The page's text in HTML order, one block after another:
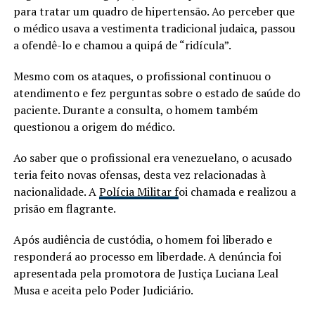
para tratar um quadro de hipertensão. Ao perceber que
o médico usava a vestimenta tradicional judaica, passou
a ofendê-lo e chamou a quipá de “ridícula”.
Mesmo com os ataques, o profissional continuou o
atendimento e fez perguntas sobre o estado de saúde do
paciente. Durante a consulta, o homem também
questionou a origem do médico.
Ao saber que o profissional era venezuelano, o acusado
teria feito novas ofensas, desta vez relacionadas à
nacionalidade. APolícia Militar foi chamada e realizou a
prisão em flagrante.
Após audiência de custódia, o homem foi liberado e
responderá ao processo em liberdade. A denúncia foi
apresentada pela promotora de Justiça Luciana Leal
Musa e aceita pelo Poder Judiciário.